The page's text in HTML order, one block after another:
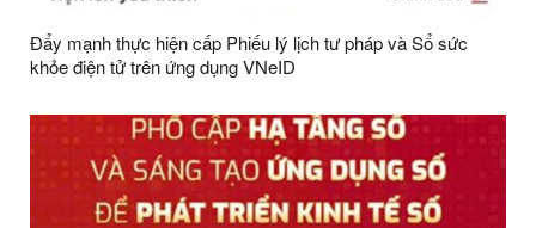
Đẩy mạnh thực hiện cấp Phiếu lý lịch tư pháp và Sổ sức
khỏe điện tử trên ứng dụng VNeID